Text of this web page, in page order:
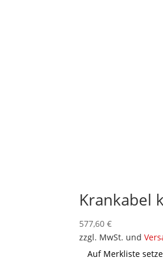
Krankabel
577,60€
zzgl. MwSt. und
Auf Merkliste